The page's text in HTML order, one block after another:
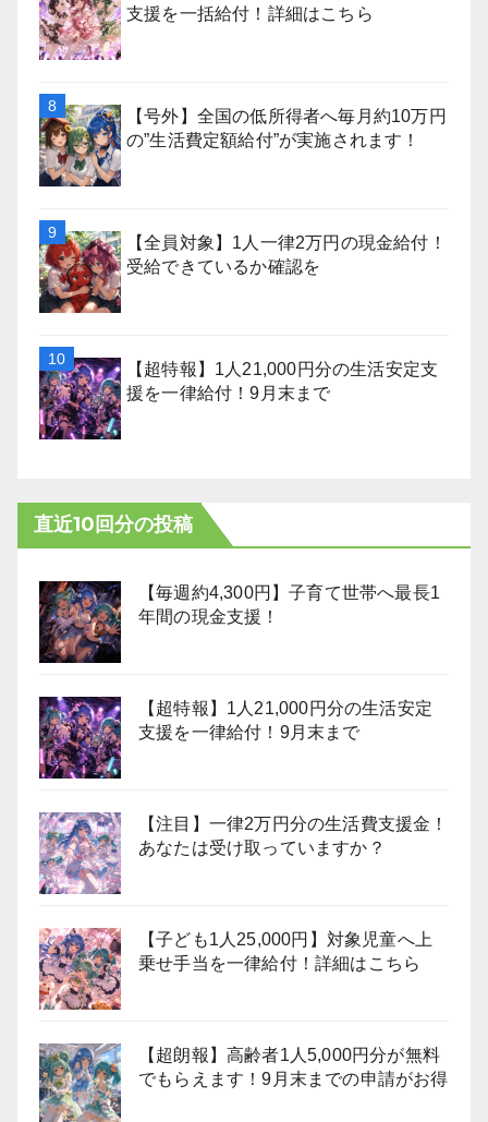
支援を一括給付！詳細はこちら
【号外】全国の低所得者へ毎月約10万円
の”生活費定額給付”が実施されます！
【全員対象】1人一律2万円の現金給付！
受給できているか確認を
【超特報】1人21,000円分の生活安定支
援を一律給付！9月末まで
直近10回分の投稿
【毎週約4,300円】子育て世帯へ最長1
年間の現金支援！
【超特報】1人21,000円分の生活安定
支援を一律給付！9月末まで
【注目】一律2万円分の生活費支援金！
あなたは受け取っていますか？
【子ども1人25,000円】対象児童へ上
乗せ手当を一律給付！詳細はこちら
【超朗報】高齢者1人5,000円分が無料
でもらえます！9月末までの申請がお得